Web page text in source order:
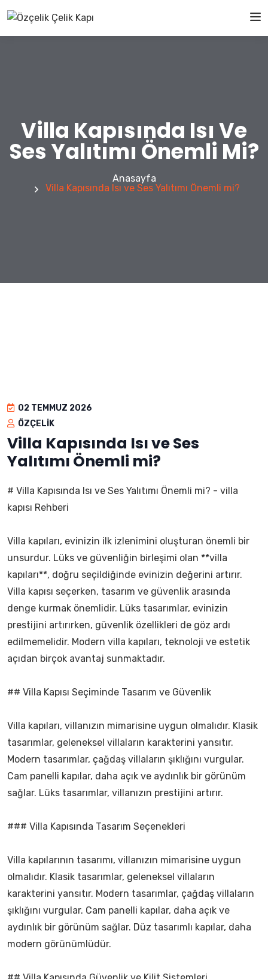
Villa Kapısında Isı Ve
Ses Yalıtımı Önemli Mi?
Anasayfa
Villa Kapısında Isı ve Ses Yalıtımı Önemli mi?
02 TEMMUZ 2026
ÖZÇELIK
Villa Kapısında Isı ve Ses
Yalıtımı Önemli mi?
# Villa Kapısında Isı ve Ses Yalıtımı Önemli mi? - villa
kapısı Rehberi
Villa kapıları, evinizin ilk izlenimini oluşturan önemli bir
unsurdur. Lüks ve güvenliğin birleşimi olan **villa
kapıları**, doğru seçildiğinde evinizin değerini artırır.
Villa kapısı seçerken, tasarım ve güvenlik arasında
denge kurmak önemlidir. Lüks tasarımlar, evinizin
prestijini artırırken, güvenlik özellikleri de göz ardı
edilmemelidir. Modern villa kapıları, teknoloji ve estetik
açıdan birçok avantaj sunmaktadır.
## Villa Kapısı Seçiminde Tasarım ve Güvenlik
Villa kapıları, villanızın mimarisine uygun olmalıdır. Klasik
tasarımlar, geleneksel villaların karakterini yansıtır.
Modern tasarımlar, çağdaş villaların şıklığını vurgular.
Cam panelli kapılar, daha açık ve aydınlık bir görünüm
sağlar. Lüks tasarımlar, villanızın prestijini artırır.
### Villa Kapısında Tasarım Seçenekleri
Villa kapılarının tasarımı, villanızın mimarisine uygun
olmalıdır. Klasik tasarımlar, geleneksel villaların
karakterini yansıtır. Modern tasarımlar, çağdaş villaların
şıklığını vurgular. Cam panelli kapılar, daha açık ve
aydınlık bir görünüm sağlar. Düz tasarımlı kapılar, daha
modern görünümlüdür.